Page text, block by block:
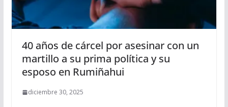
40 años de cárcel por asesinar con un
martillo a su prima política y su
esposo en Rumiñahui
diciembre 30, 2025